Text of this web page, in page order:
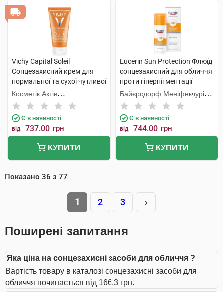
Vichy Capital Soleil
Сонцезахисний крем для
нормальної та сухої чутливої
шкіри обличчя SPF50+ 50 мл
1 туба
Косметік Актів
Інтернаціональ
Є в наявності
від 737.00 грн
КУПИТИ
Eucerin Sun Protection Флюїд
сонцезахисний для обличчя
проти гіперпігментації
SPF50+ 50 мл 1 флакон
Байєрсдорф Меніфекчурінг
Познань
Є в наявності
від 744.00 грн
КУПИТИ
Показано 36 з 77
1 2 3 ›
Поширені запитання
Яка ціна на сонцезахисні засоби для обличчя ?
Вартість товару в каталозі сонцезахисні засоби для
обличчя починається від 166.3 грн.